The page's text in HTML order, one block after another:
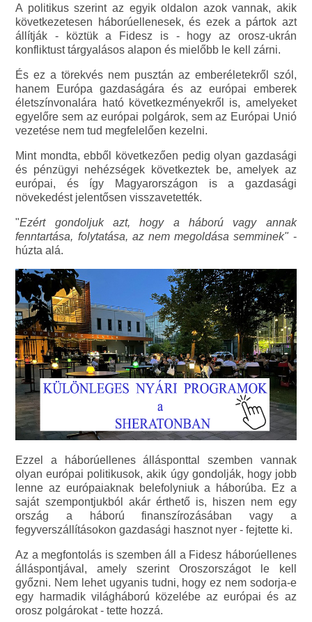
A politikus szerint az egyik oldalon azok vannak, akik
következetesen háborúellenesek, és ezek a pártok azt
állítják - köztük a Fidesz is - hogy az orosz-ukrán
konfliktust tárgyalásos alapon és mielőbb le kell zárni.
És ez a törekvés nem pusztán az emberéletekről szól,
hanem Európa gazdaságára és az európai emberek
életszínvonalára ható következményekről is, amelyeket
egyelőre sem az európai polgárok, sem az Európai Unió
vezetése nem tud megfelelően kezelni.
Mint mondta, ebből következően pedig olyan gazdasági
és pénzügyi nehézségek következtek be, amelyek az
európai, és így Magyarországon is a gazdasági
növekedést jelentősen visszavetették.
"Ezért gondoljuk azt, hogy a háború vagy annak
fenntartása, folytatása, az nem megoldása semminek"-
húzta alá.
Ezzel a háborúellenes állásponttal szemben vannak
olyan európai politikusok, akik úgy gondolják, hogy jobb
lenne az európaiaknak belefolyniuk a háborúba. Ez a
saját szempontjukból akár érthető is, hiszen nem egy
ország a háború finanszírozásában vagy a
fegyverszállításokon gazdasági hasznot nyer - fejtette ki.
Az a megfontolás is szemben áll a Fidesz háborúellenes
álláspontjával, amely szerint Oroszországot le kell
győzni. Nem lehet ugyanis tudni, hogy ez nem sodorja-e
egy harmadik világháború közelébe az európai és az
orosz polgárokat - tette hozzá.